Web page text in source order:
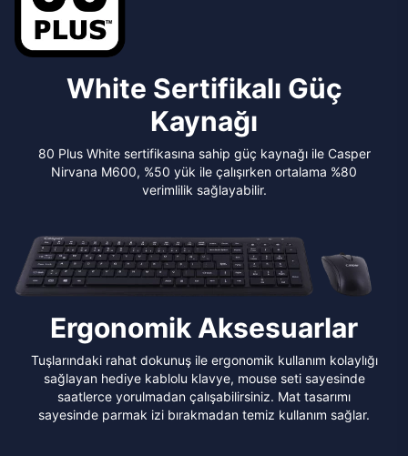
White Sertifikalı Güç
Kaynağı
80 Plus White sertifikasına sahip güç kaynağı ile Casper
Nirvana M600, %50 yük ile çalışırken ortalama %80
verimlilik sağlayabilir.
Ergonomik Aksesuarlar
Tuşlarındaki rahat dokunuş ile ergonomik kullanım kolaylığı
sağlayan hediye kablolu klavye, mouse seti sayesinde
saatlerce yorulmadan çalışabilirsiniz. Mat tasarımı
sayesinde parmak izi bırakmadan temiz kullanım sağlar.